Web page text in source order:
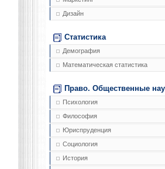
Дизайн
Статистика
Демография
Математическая статистика
Право. Общественные
Психология
Философия
Юриспруденция
Социология
История